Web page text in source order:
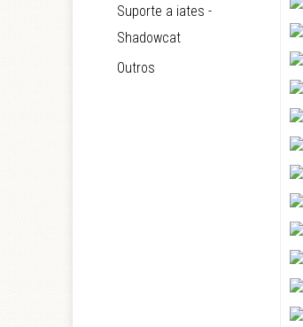
Suporte a iates -
Shadowcat
Outros